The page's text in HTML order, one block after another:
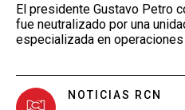
El presidente Gustavo Petro
fue neutralizado por una
especializada en
NOTICIAS RCN